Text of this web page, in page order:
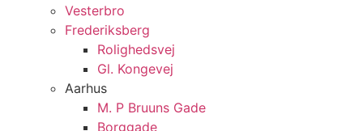
Vesterbro
Frederiksberg
Rolighedsvej
Gl. Kongevej
Aarhus
M. P Bruuns Gade
Borggade